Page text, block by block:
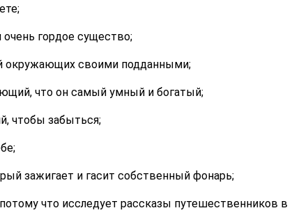
гордое существо;
окружающих своими подданными;
что он самый умный и богатый;
чтобы забыться;
зажигает и гасит собственный фонарь;
что исследует рассказы путешественников в